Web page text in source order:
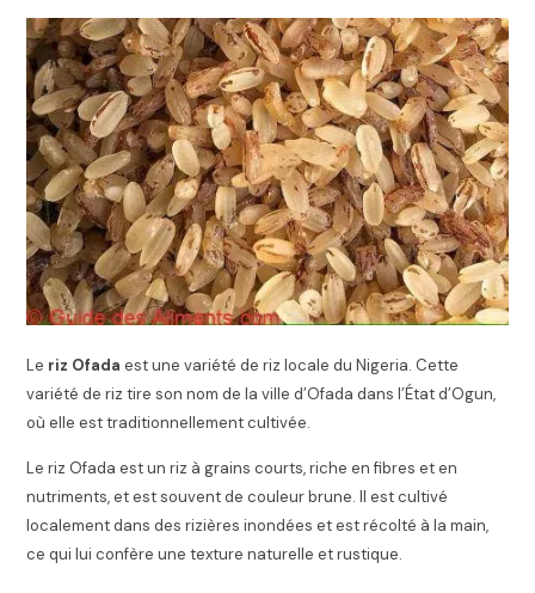
Le riz Ofada est une variété de riz locale du Nigeria. Cette
variété de riz tire son nom de la ville d’Ofada dans l’État d’Ogun,
où elle est traditionnellement cultivée.
Le riz Ofada est un riz à grains courts, riche en fibres et en
nutriments, et est souvent de couleur brune. Il est cultivé
localement dans des rizières inondées et est récolté à la main,
ce qui lui confère une texture naturelle et rustique.